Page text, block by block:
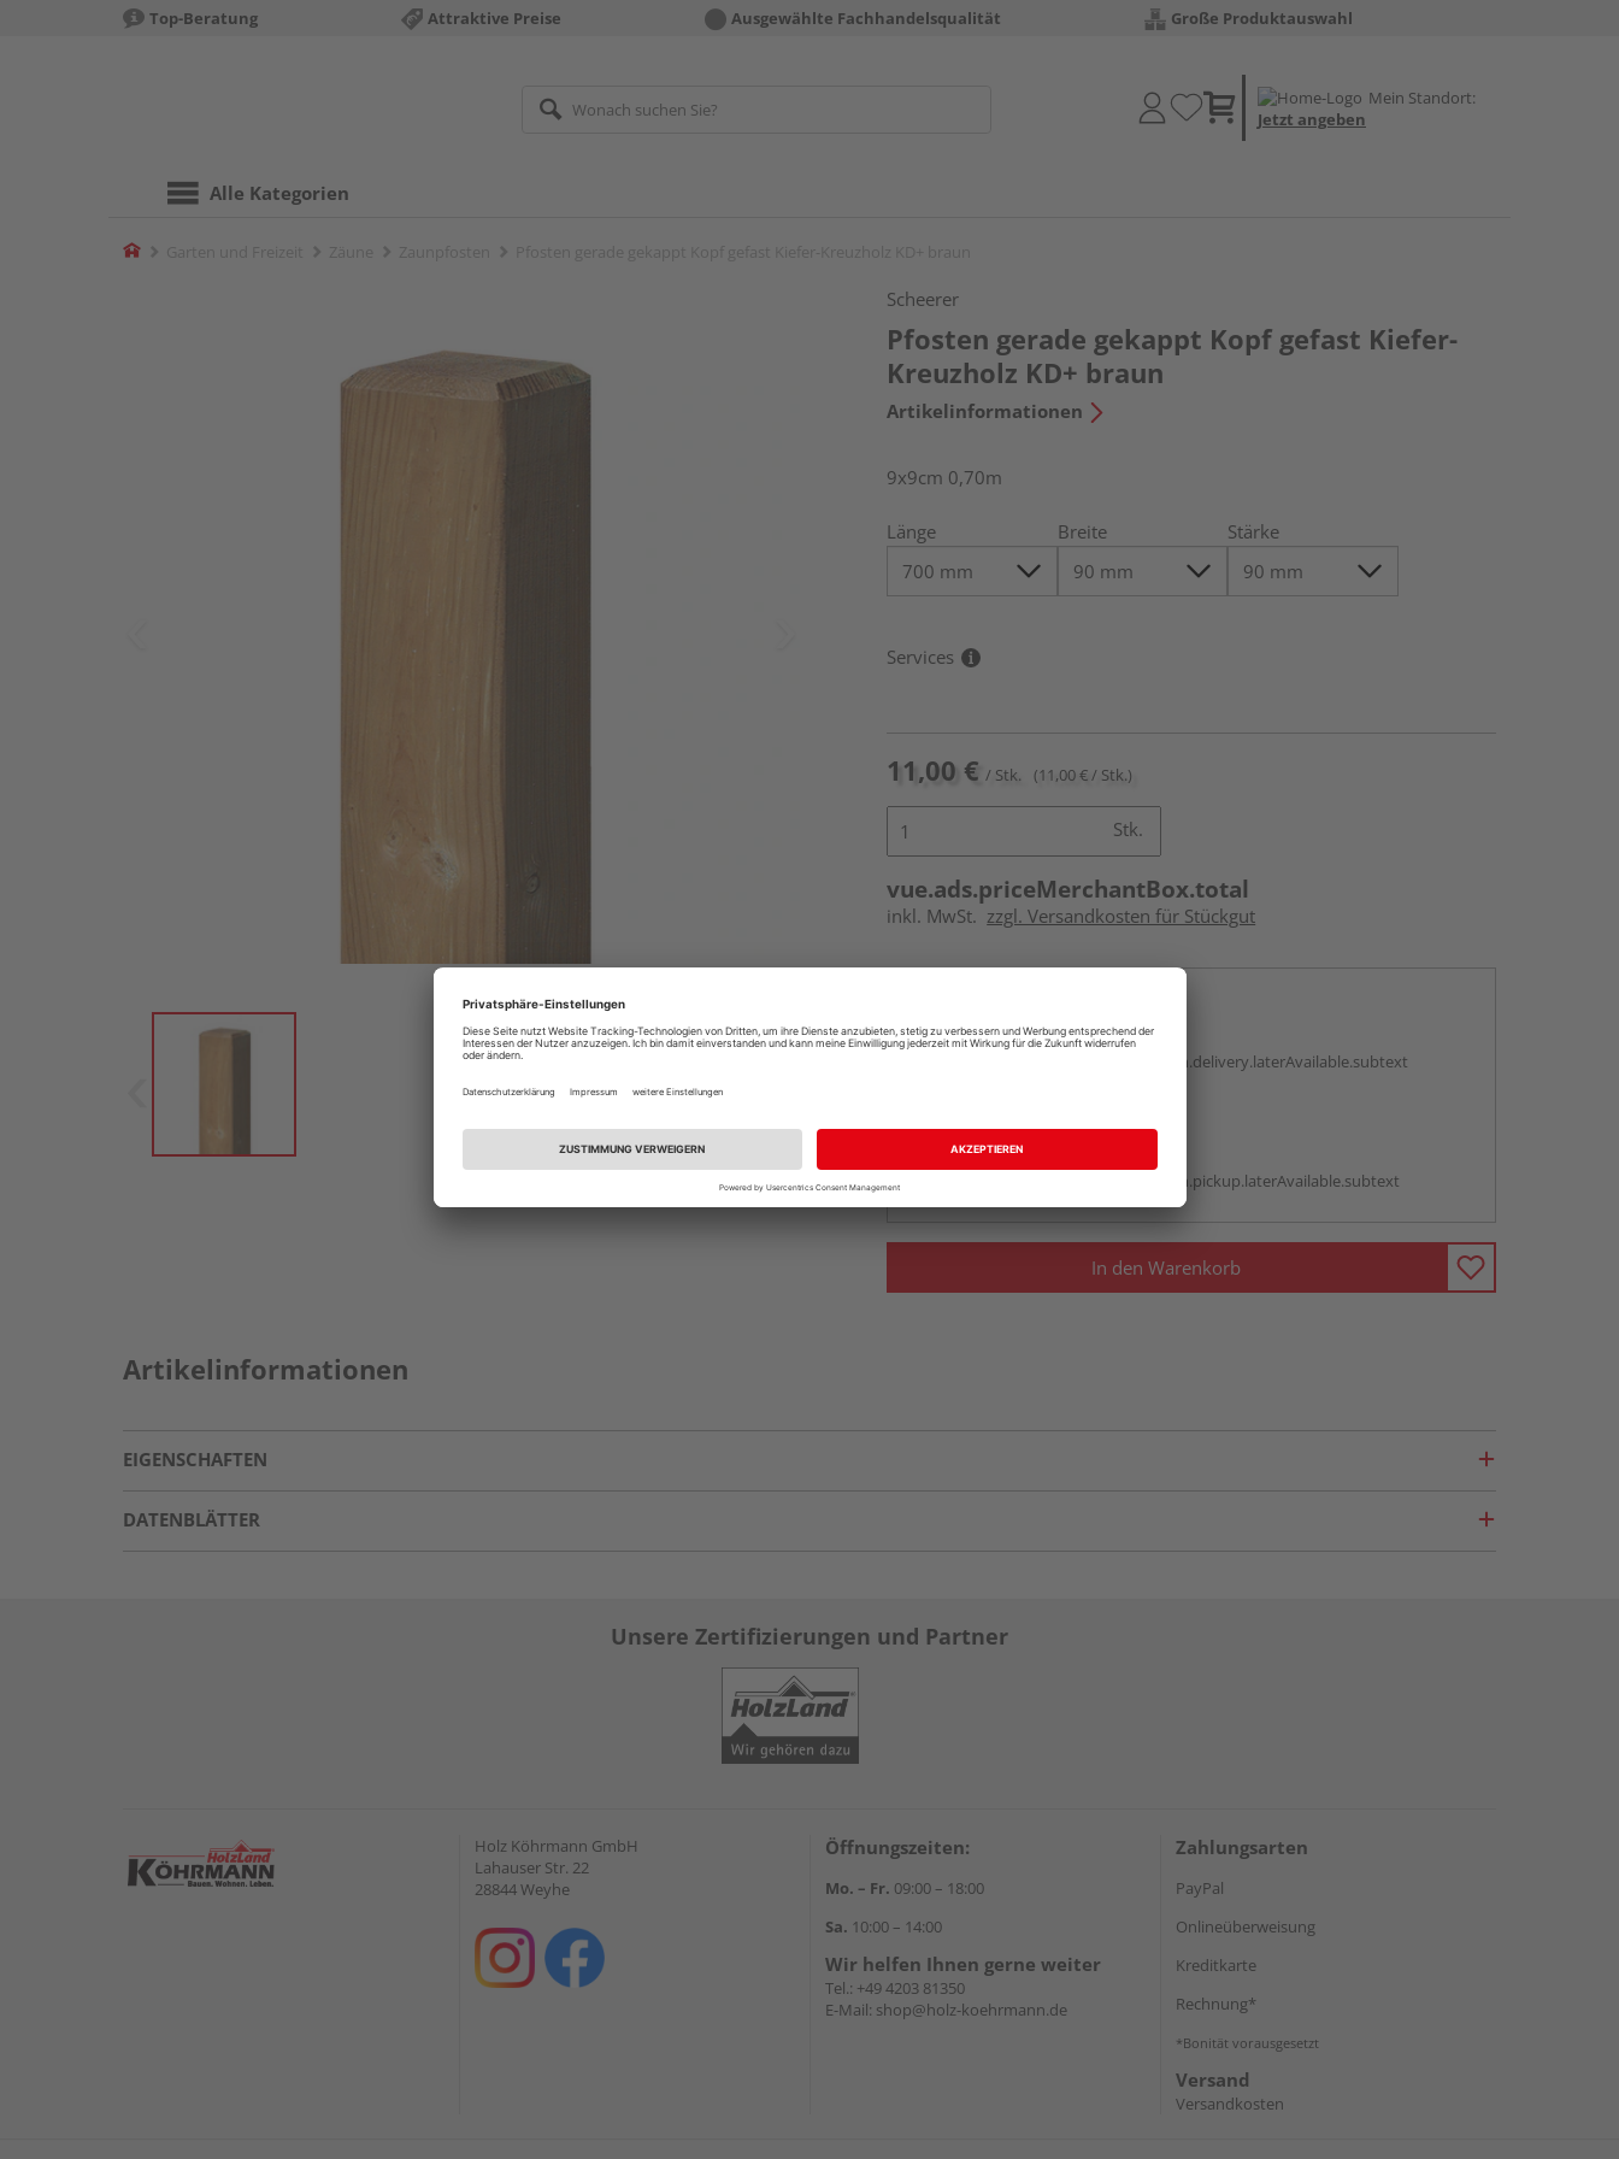
Top-Beratung Attraktive Preise Ausgewählte Fachhandelsqualität Große Produktauswahl
Mein Standort:
Jetzt angeben
Alle Kategorien
Home
Scheerer
Pfosten gerade gekappt Kopf gefast Kiefer-
Kreuzholz KD+ braun
Artikelinformationen
9x9cm 0,70m
Länge Breite Stärke
Services
11,00 € / Stk. (11,00 € / Stk.)
Stk.
vue.ads.priceMerchantBox.total
inkl. MwSt. zzgl. Versandkosten für Stückgut
Auf Vorbestellung:
vue.ads.priceMerchantBox.option.delivery.laterAvailable.subtext
Beim Händler abholen
Auf Vorbestellung:
vue.ads.priceMerchantBox.option.pickup.laterAvailable.subtext
In den Warenkorb
Artikelinformationen
EIGENSCHAFTEN
DATENBLÄTTER
Unsere Zertifizierungen und Partner
Holz Köhrmann GmbH
Lahauser Str. 22
28844 Weyhe
Öffnungszeiten:
Mo. – Fr. 09:00 – 18:00
Sa. 10:00 – 14:00
Wir helfen Ihnen gerne weiter
Tel.: +49 4203 81350
E-Mail: shop@holz-koehrmann.de
Zahlungsarten
PayPal
Onlineüberweisung
Kreditkarte
Rechnung*
*Bonität vorausgesetzt
Versand
Versandkosten